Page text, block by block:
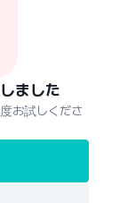
ました
お試しくださ